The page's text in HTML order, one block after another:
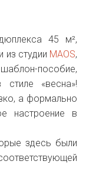
45 м²,
из студии MAOS,
пособие,
«весна»!
а формально
настроение в
здесь были